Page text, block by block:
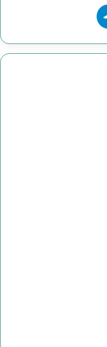
تيلقرام